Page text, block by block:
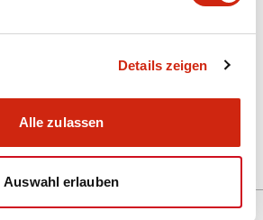
Details zeigen
Alle zulassen
Auswahl erlauben
Genehmigungen & Standards
1.23MB